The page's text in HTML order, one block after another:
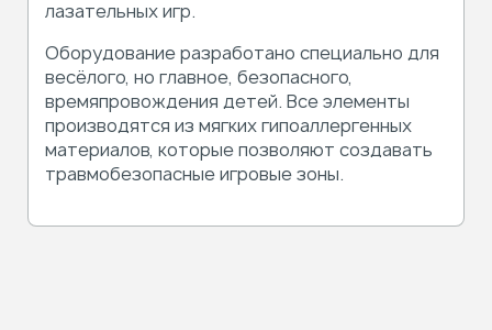
лазательных игр.
Оборудование разработано специально для
весёлого, но главное, безопасного,
времяпровождения детей. Все элементы
производятся из мягкихгипоаллергенных
материалов, которые позволяют создавать
травмобезопасные игровые зоны.